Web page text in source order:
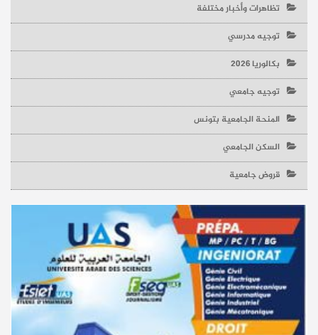
تظاهرات وأخبار مختلفة
توجيه مدرسي
بكالوريا 2026
توجيه جامعي
المنحة الجامعية بتونس
السكن الجامعي
قروض جامعية